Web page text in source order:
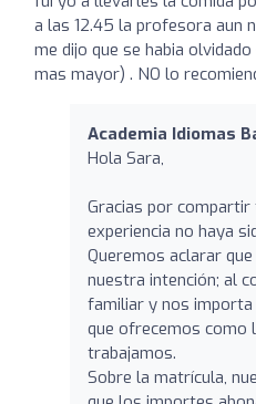
a las 12.45 la profesora aun
me dijo que se habia
mas mayor) . NO lo
Academia Idiomas
Hola Sara,
Gracias por compartir
experiencia no haya
Queremos aclarar
nuestra intención; al
familiar y nos
que ofrecemos como
trabajamos.
Sobre la matrícula,